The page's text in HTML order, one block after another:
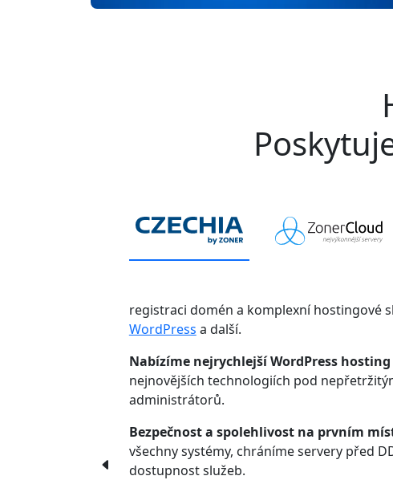
registraci domén a komplexní hostingové
WordPress a další.
Nabízíme nejrychlejší WordPress hosting
nejnovějších technologiích pod
administrátorů.
Bezpečnost a spolehlivost na prvním
všechny systémy, chráníme servery před
dostupnost služeb.